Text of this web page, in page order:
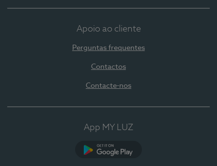
Apoio ao cliente
Perguntas frequentes
Contactos
Contacte-nos
App MY LUZ